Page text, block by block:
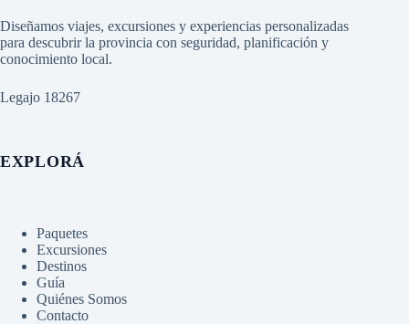
Diseñamos viajes, excursiones y experiencias personalizadas
para descubrir la provincia con seguridad, planificación y
conocimiento local.
Legajo 18267
EXPLORÁ
Paquetes
Excursiones
Destinos
Guía
Quiénes Somos
Contacto